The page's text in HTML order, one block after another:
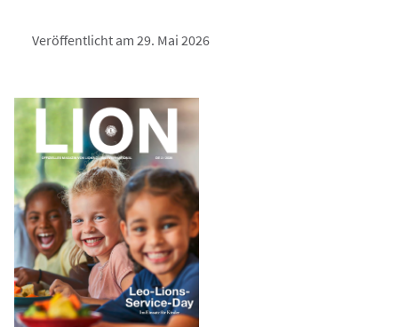
Veröffentlicht am 29. Mai 2026